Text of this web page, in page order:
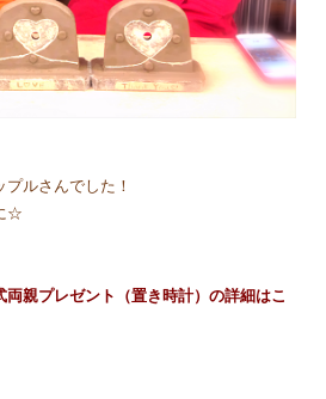
ルさんでした！
☆
親プレゼント（置き時計）の詳細はこ